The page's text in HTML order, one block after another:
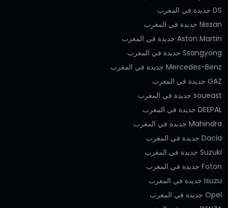
DS جديدة في المغرب
Nissan جديدة في المغرب
Aston Martin جديدة في المغرب
Ssangyong جديدة في المغرب
Mercedes-Benz جديدة في المغرب
GAZ جديدة في المغرب
soueast جديدة في المغرب
DEEPAL جديدة في المغرب
Mahindra جديدة في المغرب
Dacia جديدة في المغرب
Suzuki جديدة في المغرب
Foton جديدة في المغرب
Isuzu جديدة في المغرب
Opel جديدة في المغرب